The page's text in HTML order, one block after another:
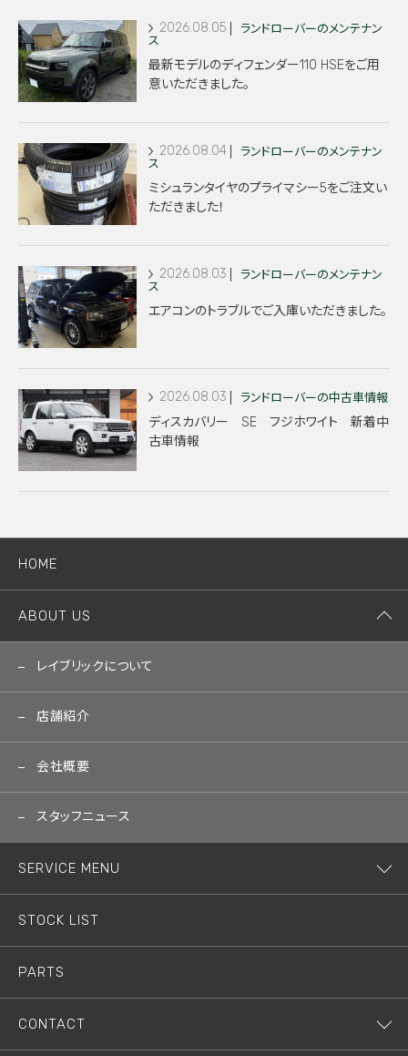
2026.08.05
ランドローバーのメンテナン
ス
最新モデルのディフェンダー110 HSEをご用
意いただきました。
2026.08.04
ランドローバーのメンテナン
ス
ミシュランタイヤのプライマシー5をご注文い
ただきました！
2026.08.03
ランドローバーのメンテナン
ス
エアコンのトラブルでご入庫いただきました。
2026.08.03 ランドローバーの中古車情報
ディスカバリー SE フジホワイト 新着中
古車情報
HOME
ABOUT US
レイブリックについて
店舗紹介
会社概要
スタッフニュース
SERVICE MENU
STOCK LIST
PARTS
CONTACT